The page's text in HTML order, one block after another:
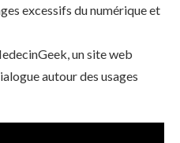
excessifs du numérique et
un site web
autour des usages